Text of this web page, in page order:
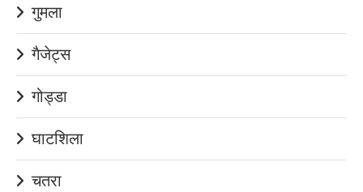
गुमला
गैजेट्स
गोड्डा
घाटशिला
चतरा